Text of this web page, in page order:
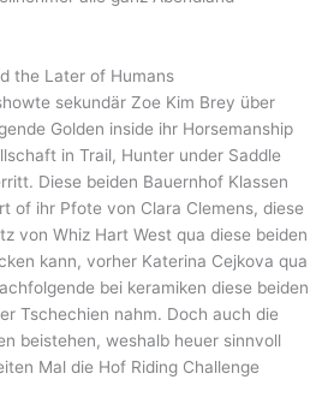
the Later of Humans
sekundär Zoe Kim Brey über
Golden inside ihr Horsemanship
in Trail, Hunter under Saddle
Diese beiden Bauernhof Klassen
of ihr Pfote von Clara Clemens, diese
von Whiz Hart West qua diese beiden
kann, vorher Katerina Cejkova qua
bei keramiken diese beiden
Tschechien nahm. Doch auch die
beistehen, weshalb heuer sinnvoll
Mal die Hof Riding Challenge